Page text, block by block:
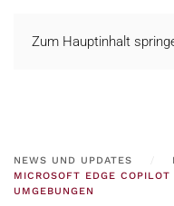
Zum Hauptinhalt
NEWS UND UPDATES
MICROSOFT EDGE
UMGEBUNGEN